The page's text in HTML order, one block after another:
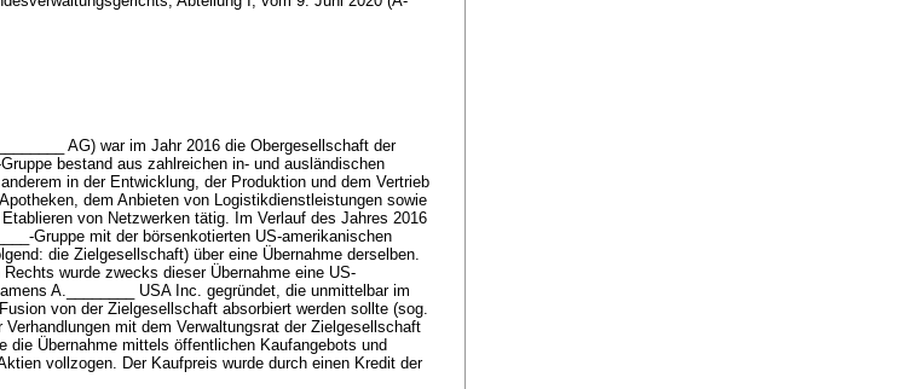
AG) war im Jahr 2016 die Obergesellschaft der
bestand aus zahlreichen in- und ausländischen
in der Entwicklung, der Produktion und dem Vertrieb
dem Anbieten von Logistikdienstleistungen sowie
von Netzwerken tätig. Im Verlauf des Jahres 2016
Gruppe mit der börsenkotierten US-amerikanischen
die Zielgesellschaft) über eine Übernahme derselben.
wurde zwecks dieser Übernahme eine US-
A.________ USA Inc. gegründet, die unmittelbar im
von der Zielgesellschaft absorbiert werden sollte (sog.
mit dem Verwaltungsrat der Zielgesellschaft
die Übernahme mittels öffentlichen Kaufangebots und
vollzogen. Der Kaufpreis wurde durch einen Kredit der